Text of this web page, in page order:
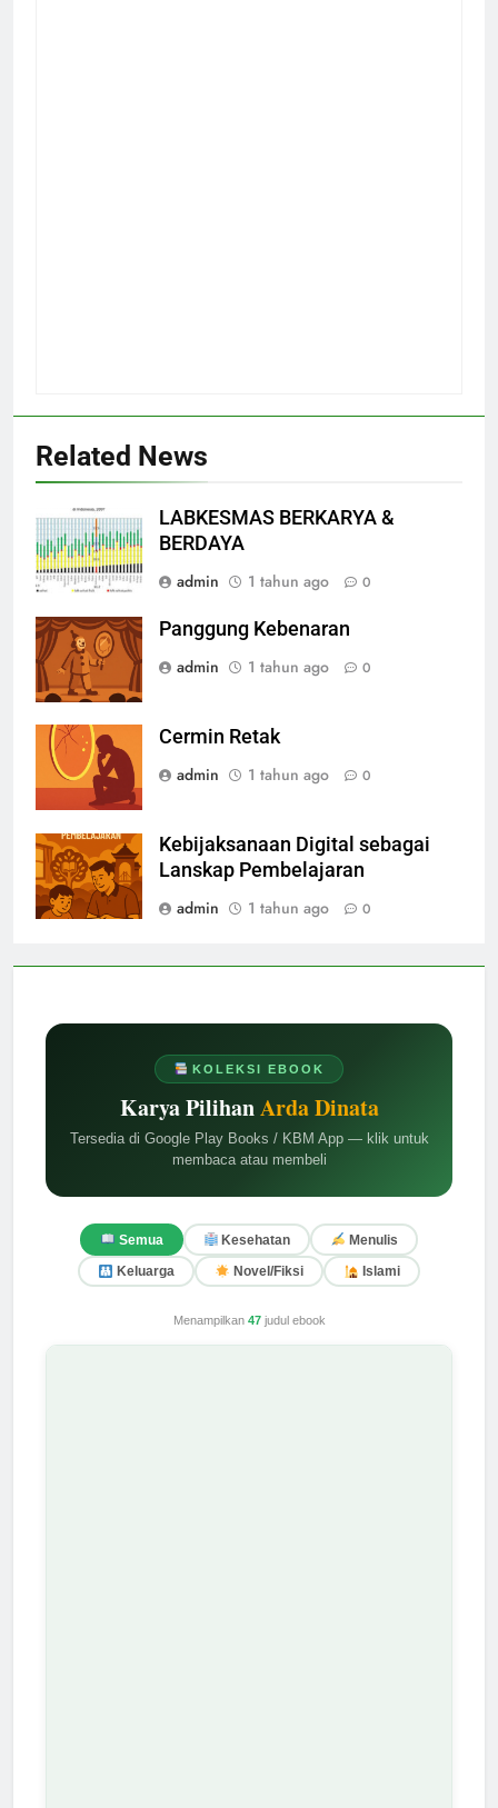
KOLEKSI EBOOK
Karya PilihanArda Dinata
Tersedia di Google Play Books / KBM App — klik untuk
membaca atau membeli
Semua Kesehatan Menulis
Keluarga Novel/Fiksi Islami
Menampilkan 47judul ebook
Related News
LABKESMAS BERKARYA &
BERDAYA
admin
1 tahun ago 0
Panggung Kebenaran
admin
1 tahun ago 0
Cermin Retak
admin
1 tahun ago 0
Kebijaksanaan Digital sebagai
Lanskap Pembelajaran
admin
1 tahun ago 0